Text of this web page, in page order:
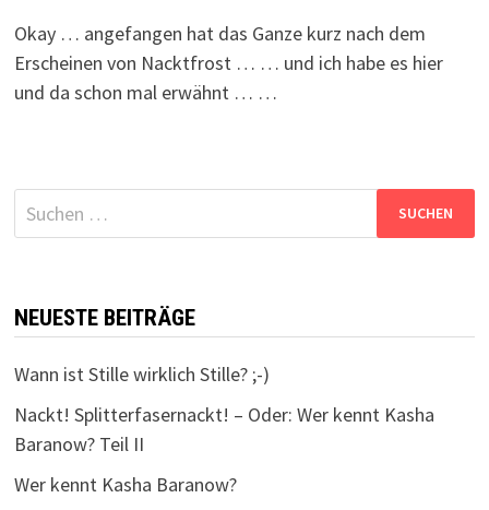
Okay … angefangen hat das Ganze kurz nach dem
Erscheinen von Nacktfrost … … und ich habe es hier
und da schon mal erwähnt … …
Suchen
nach:
NEUESTE BEITRÄGE
Wann ist Stille wirklich Stille? ;-)
Nackt! Splitterfasernackt! – Oder: Wer kennt Kasha
Baranow? Teil II
Wer kennt Kasha Baranow?